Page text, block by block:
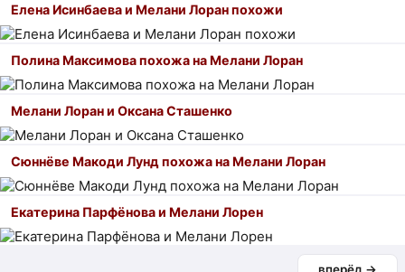
Елена Исинбаева и Мелани Лоран похожи
Полина Максимова похожа на Мелани Лоран
Мелани Лоран и Оксана Сташенко
Сюннëве Макоди Лунд похожа на Мелани Лоран
Екатерина Парфёнова и Мелани Лорен